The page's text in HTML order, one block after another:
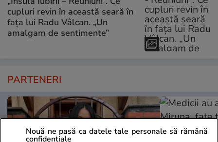
cupluri revin în această seară în
fața lui Radu Vâlcan. „Un
amalgam de sentimente”
PARTENERI
Nouă ne pasă ca datele tale personale să rămână
confidențiale